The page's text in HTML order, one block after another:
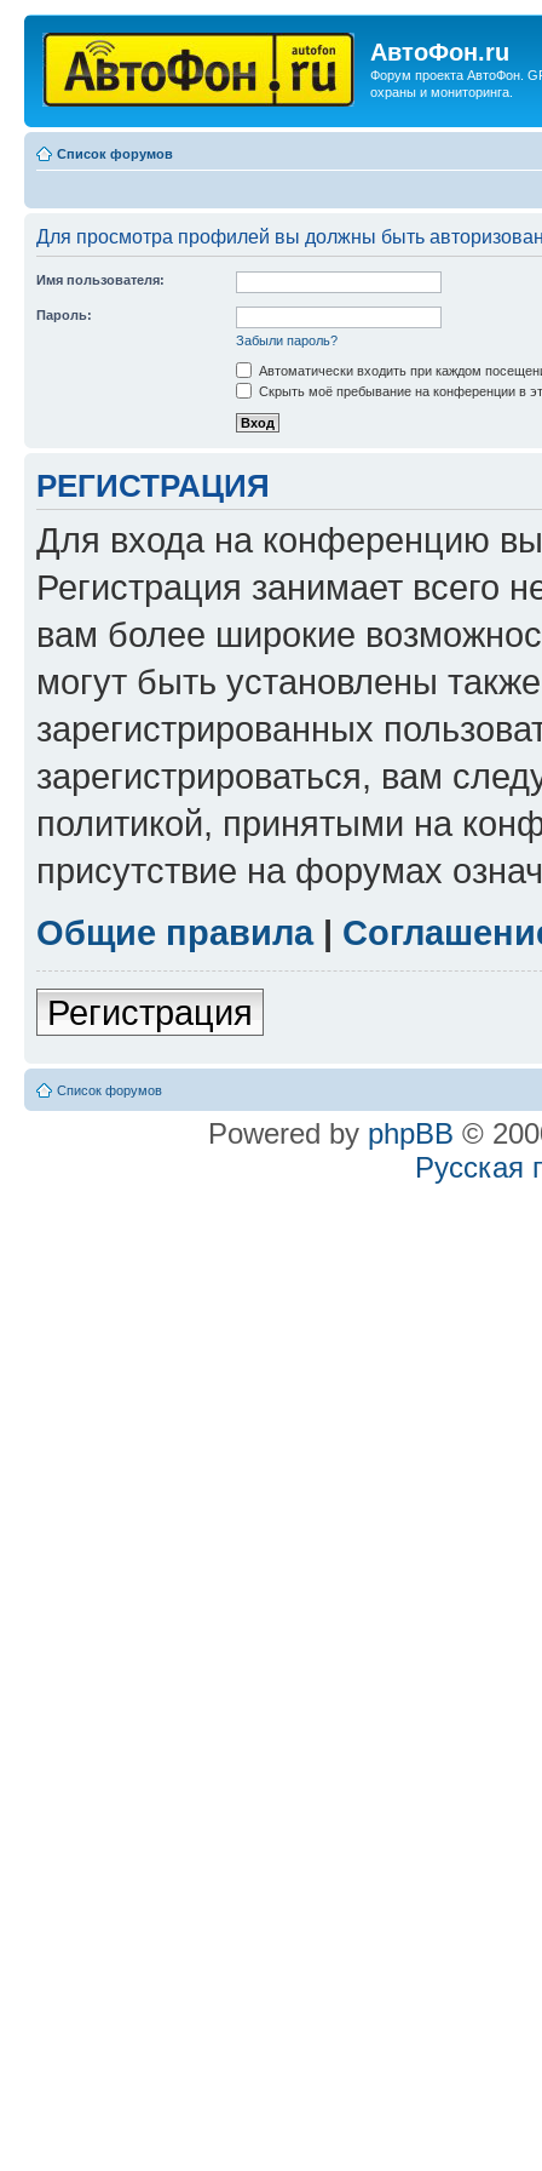
АвтоФон.ru
Форум проекта АвтоФон.
охраны и мониторинга.
Список форумов
Для просмотра профилей вы должны быть
Имя пользователя:
Пароль:
Забыли пароль?
Автоматически входить при каждом
Скрыть моё пребывание на конференции в
РЕГИСТРАЦИЯ
Для входа на конференцию
Регистрация занимает всего
вам более широкие
могут быть установлены
зарегистрированных
зарегистрироваться, вам
политикой, принятыми на
присутствие на форумах
Общие правила|
Регистрация
Список форумов
Powered by phpBB ©
Русская